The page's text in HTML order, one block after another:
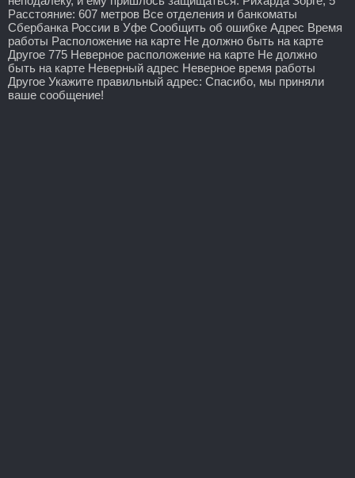
Расстояние: 607 метров Все отделения и банкоматы
Сбербанка России в Уфе Сообщить об ошибке Адрес Время
работы Расположение на карте Не должно быть на карте
Другое 775 Неверное расположение на карте Не должно
быть на карте Неверный адрес Неверное время работы
Другое Укажите правильный адрес: Спасибо, мы приняли
ваше сообщение!